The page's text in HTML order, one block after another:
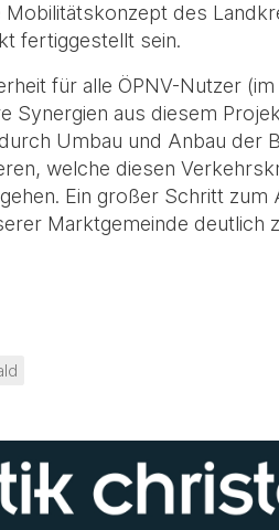
Mobilitätskonzept des
fertiggestellt sein.
für alle ÖPNV-Nutzer
Synergien aus diesem
Umbau und Anbau der
welche diesen
Ein großer Schritt zum
Marktgemeinde deutlich